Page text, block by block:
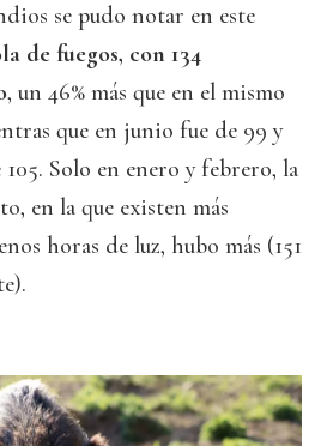
se pudo notar en este
de fuegos, con 134
, un 46% más que en el mismo
que en junio fue de 99 y
Solo en enero y febrero, la
en la que existen más
horas de luz, hubo más (151